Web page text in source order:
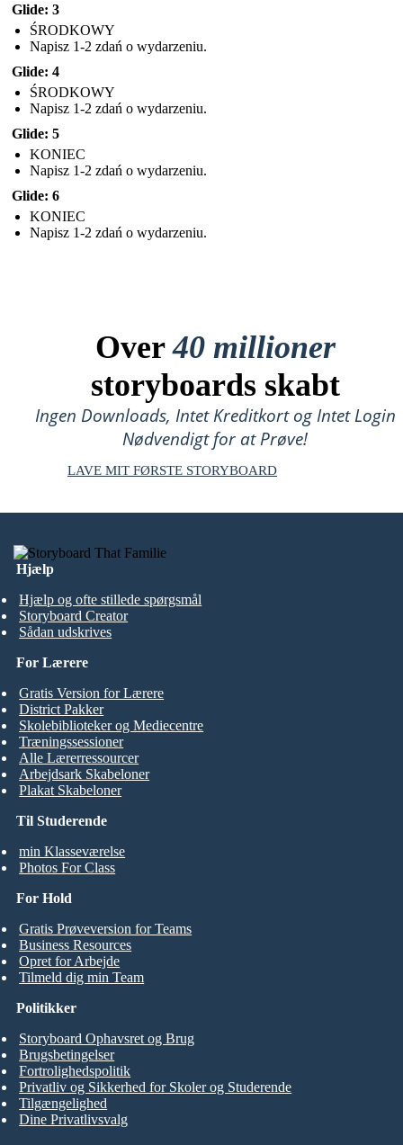
Glide: 3
ŚRODKOWY
Napisz 1-2 zdań o wydarzeniu.
Glide: 4
ŚRODKOWY
Napisz 1-2 zdań o wydarzeniu.
Glide: 5
KONIEC
Napisz 1-2 zdań o wydarzeniu.
Glide: 6
KONIEC
Napisz 1-2 zdań o wydarzeniu.
Over40 millioner
storyboards skabt
Ingen Downloads, Intet Kreditkort og Intet Login
Nødvendigt for at Prøve!
LAVE MIT FØRSTE STORYBOARD
Hjælp
Hjælp og ofte stillede spørgsmål
Storyboard Creator
Sådan udskrives
Til Studerende
min Klasseværelse
Photos For Class
For Lærere
Gratis Version for Lærere
District Pakker
Skolebiblioteker og Mediecentre
Træningssessioner
Alle Lærerressourcer
Arbejdsark Skabeloner
Plakat Skabeloner
For Hold
Gratis Prøveversion for Teams
Business Resources
Opret for Arbejde
Tilmeld dig min Team
Politikker
Storyboard Ophavsret og Brug
Brugsbetingelser
Fortrolighedspolitik
Privatliv og Sikkerhed for Skoler og Studerende
Tilgængelighed
Dine Privatlivsvalg